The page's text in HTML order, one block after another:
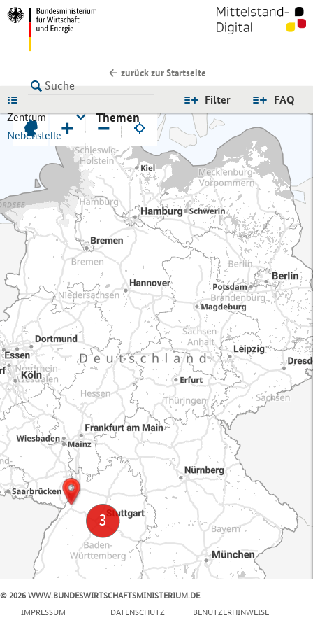
zurück zur Startseite
FAQ
Filter
Zentrum
Nebenstelle
Themen
+ −
© 2026 WWW.BUNDESWIRTSCHAFTSMINISTERIUM.DE
IMPRESSUM
DATENSCHUTZ BENUTZERHINWEISE